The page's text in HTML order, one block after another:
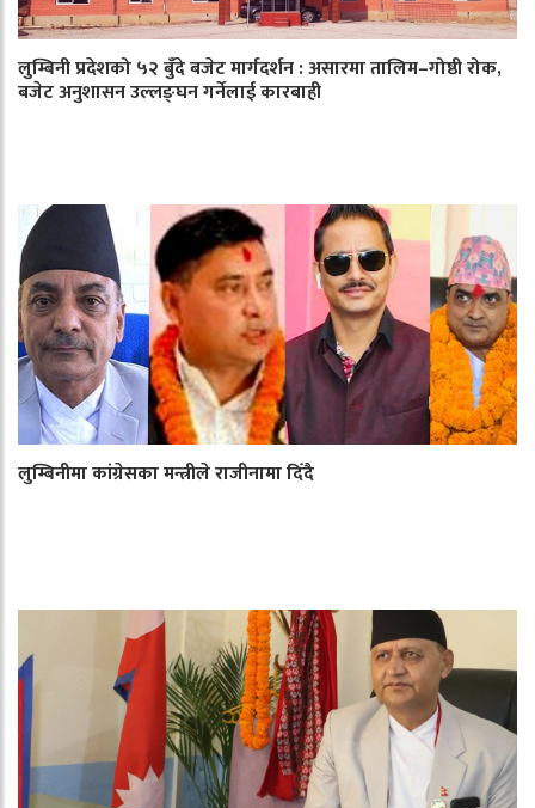
लुम्बिनी प्रदेशको ५२ बुँदे बजेट मार्गदर्शन : असारमा तालिम–गोष्ठी रोक,
बजेट अनुशासन उल्लङ्घन गर्नेलाई कारबाही
लुम्बिनीमा कांग्रेसका मन्त्रीले राजीनामा दिँदै